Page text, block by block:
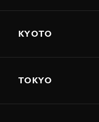
KYOTO
TOKYO